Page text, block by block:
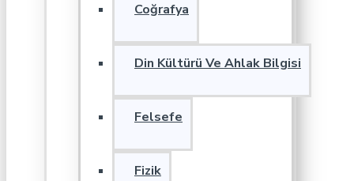
Coğrafya
Din Kültürü Ve Ahlak Bilgisi
Felsefe
Fizik